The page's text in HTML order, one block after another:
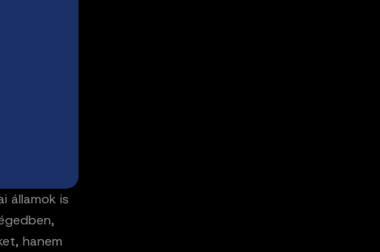
államok is
hanem